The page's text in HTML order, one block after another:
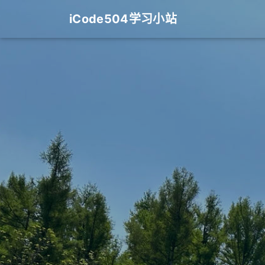
iCode504学习小站